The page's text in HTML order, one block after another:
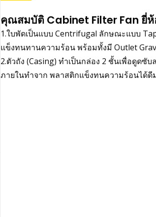
คุณสมบัติ Cabinet Filter Fan ยี่ห้
1.ใบพัดเป็นแบบ Centrifugal ลักษณะแบบ
แข็งทนทานความร้อน พร้อมทั้งมี Outlet
2.ตัวถัง (Casing) ทำเป็นกล่อง 2 ชั้นเพื่อดูดซั
ภายในทำจาก พลาสติกแข็งทนความร้อนได้ดี